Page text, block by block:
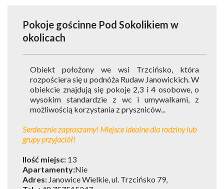
Pokoje gościnne Pod Sokolikiem w
okolicach
Obiekt położony we wsi Trzcińsko, która
rozpościera się u podnóża Rudaw Janowickich. W
obiekcie znajdują się pokoje 2,3 i 4 osobowe, o
wysokim standardzie z wc i umywalkami, z
możliwością korzystania z pryszniców...
Serdecznie zapraszamy! Miejsce idealne dla rodziny lub
grupy przyjaciół!
Ilość miejsc: 13
Apartamenty:Nie
Adres: Janowice Wielkie, ul. Trzcińsko 79,